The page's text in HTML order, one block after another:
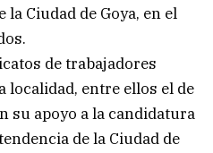
Ciudad de Goya, en el
de trabajadores
localidad, entre ellos el de
su apoyo a la candidatura
de la Ciudad de